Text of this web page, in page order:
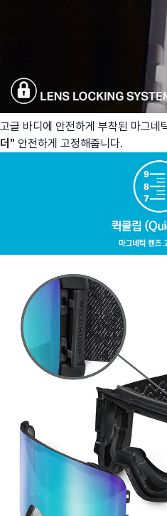
고글 바디에 안전하게 부착된 마그네
더" 안전하게 고정해줍니다.